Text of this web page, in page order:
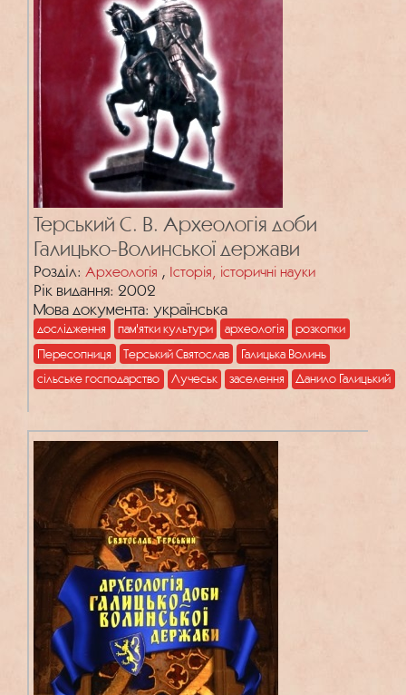
Терський С. В. Археологія доби
Галицько-Волинської держави
Розділ: Археологія , Історія, історичні науки
Рік видання: 2002
Мова документа: українська
дослідження пам'ятки культури археологія
розкопки
Пересопниця
Терський Святослав
Галицька Волинь
сільське господарство
Лучеськ заселення Данило Галицький